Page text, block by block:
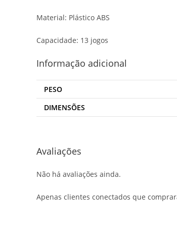
Material: Plástico ABS
Capacidade: 13 jogos
Informação adicional
PESO
DIMENSÕES
Avaliações
Não há avaliações ainda.
Apenas clientes conectados que